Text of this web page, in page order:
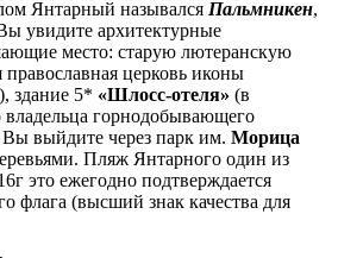
Янтарный назывался Пальмникен,
увидите архитектурные
место: старую лютеранскую
православная церковь иконы
здание 5* «Шлосс-отеля» (в
горнодобывающего
выйдите через парк им. Морица
Пляж Янтарного один из
это ежегодно подтверждается
флага (высший знак качества для